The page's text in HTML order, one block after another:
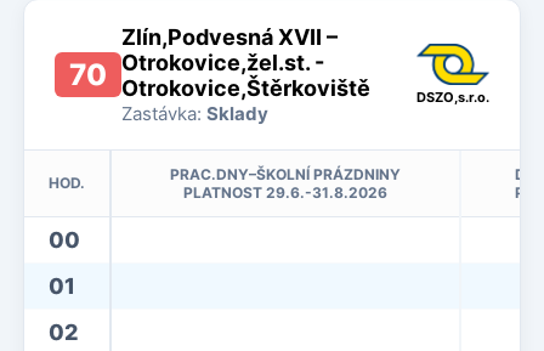
70
Zlín,Podvesná XVII –
Otrokovice,žel.st. -
Otrokovice,Štěrkoviště
Zastávka: Sklady
DSZO,s.r.o.
HOD.
PRAC.DNY–ŠKOLNÍ PRÁZDNINY
PLATNOST 29.6.-31.8.2026
00
01
02